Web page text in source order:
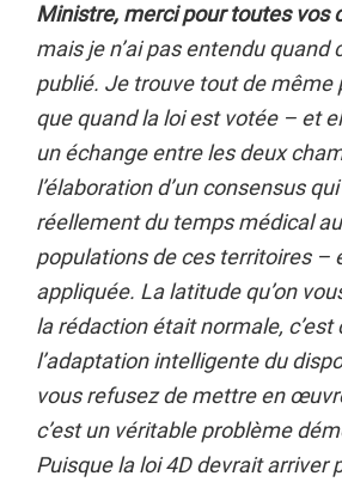
Ministre, merci pour toutes vos
mais je n’ai pas entendu quand
publié. Je trouve tout de même
que quand la loi est votée – et
un échange entre les deux
l’élaboration d’un consensus
réellement du temps médical
populations de ces territoires –
appliquée. La latitude qu’on
la rédaction était normale, c’est
l’adaptation intelligente du
vous refusez de mettre en
c’est un véritable problème
Puisque la loi 4D devrait arriver